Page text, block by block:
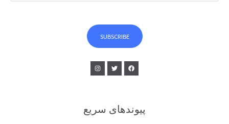
SUBSCRIBE
پیوندهای سریع